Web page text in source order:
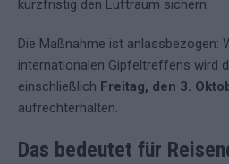
kurzfristig den Luftraum sichern.
Die Maßnahme ist anlassbezogen:
internationalen Gipfeltreffens wird
einschließlich Freitag, den 3.
aufrechterhalten.
Das bedeutet für